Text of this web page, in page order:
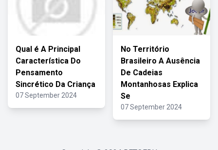
Qual é A Principal
Característica Do
Pensamento
Sincrético Da Criança
07 September 2024
No Território
Brasileiro A Ausência
De Cadeias
Montanhosas Explica
Se
07 September 2024